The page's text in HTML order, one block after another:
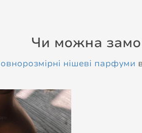
Чи можна
нішеві парфуми